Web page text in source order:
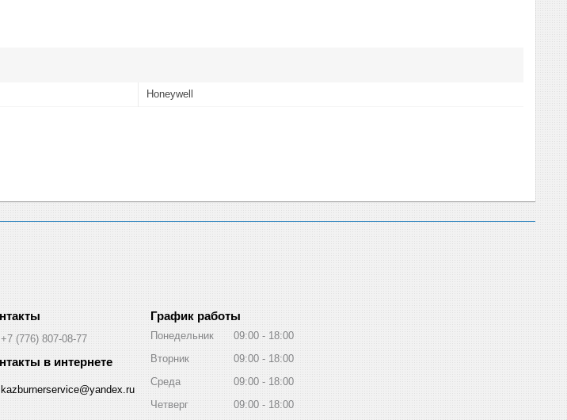
Honeywell
+7 (776) 807-08-77
kazburnerservice@yandex.ru
График работы
Понедельник 09:00
18:00
Вторник
09:00
18:00
Среда
09:00
18:00
Четверг
09:00 18:00